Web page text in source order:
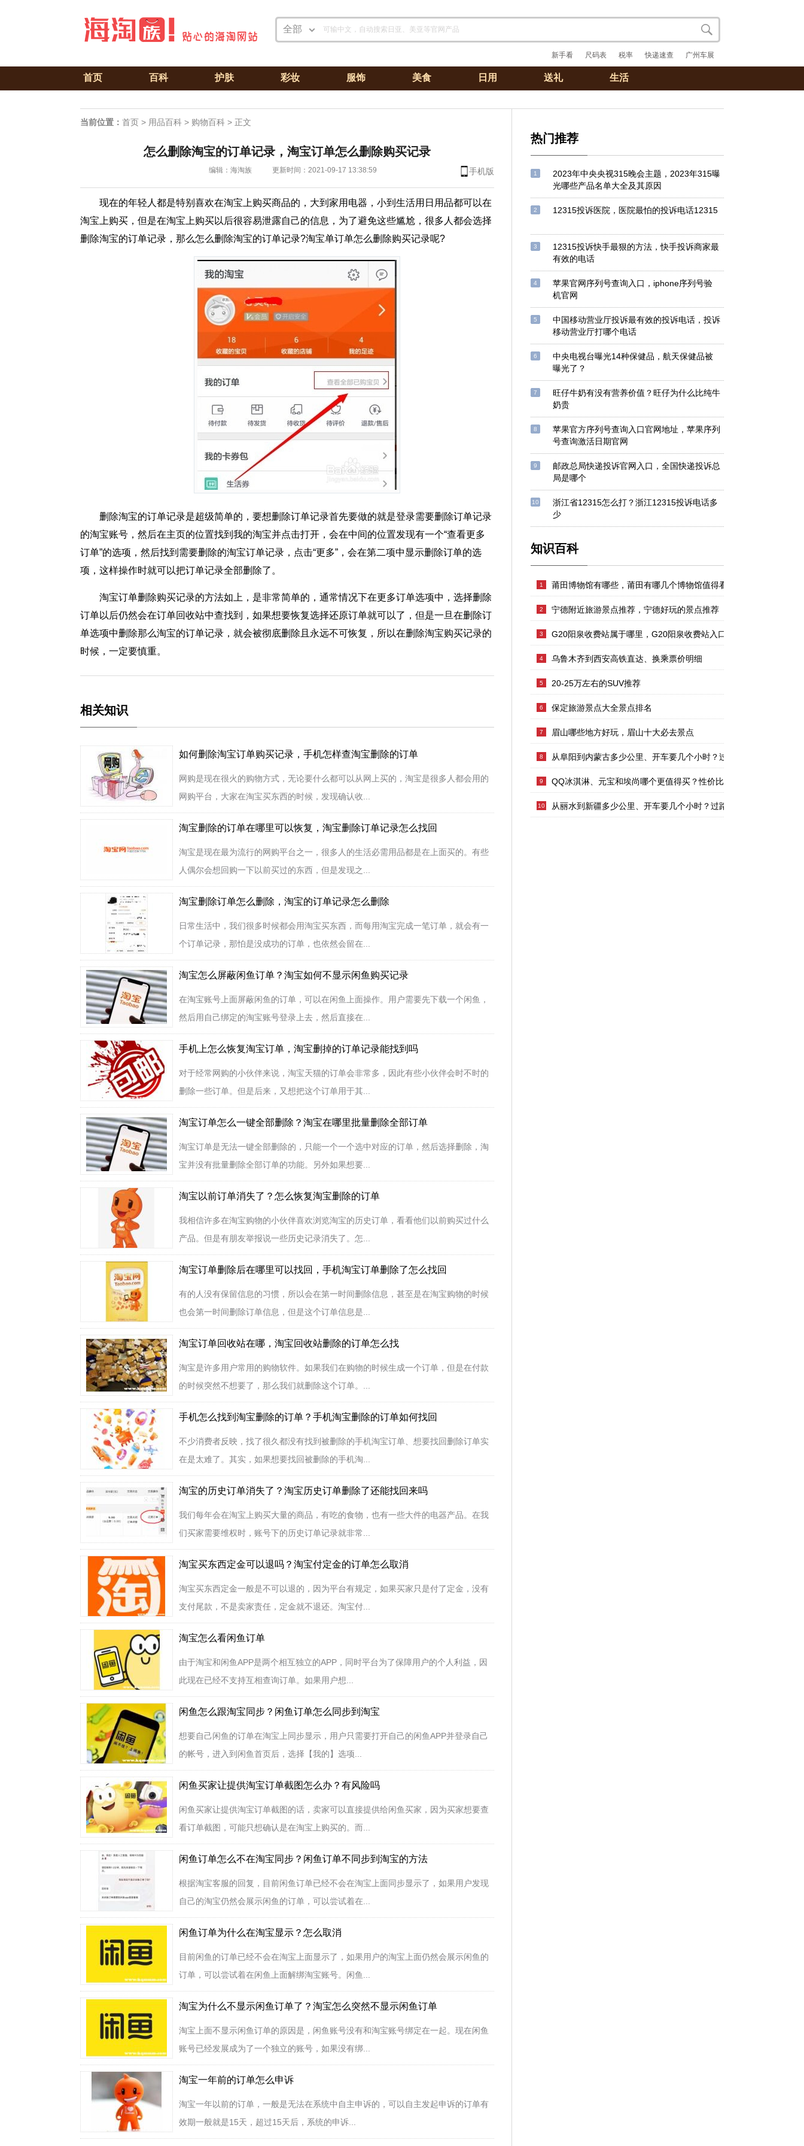
全部
专题
全部
可输中文，自动搜索日亚、美亚等官网产品
新手看 尺码表 税率 快递速查 广州车展
首页 百科 护肤 彩妆 服饰 美食 日用 送礼 生活
当前位置：首页 > 用品百科 > 购物百科 > 正文
怎么删除淘宝的订单记录，淘宝订单怎么删除购买记录
手机版
编辑：海淘族 更新时间：2021-09-17 13:38:59
现在的年轻人都是特别喜欢在淘宝上购买商品的，大到家用电器，小到生活用日用品都可以在
淘宝上购买，但是在淘宝上购买以后很容易泄露自己的信息，为了避免这些尴尬，很多人都会选择
删除淘宝的订单记录，那么怎么删除淘宝的订单记录?淘宝单订单怎么删除购买记录呢?
删除淘宝的订单记录是超级简单的，要想删除订单记录首先要做的就是登录需要删除订单记录
的淘宝账号，然后在主页的位置找到我的淘宝并点击打开，会在中间的位置发现有一个“查看更多
订单”的选项，然后找到需要删除的淘宝订单记录，点击“更多”，会在第二项中显示删除订单的选
项，这样操作时就可以把订单记录全部删除了。
淘宝订单删除购买记录的方法如上，是非常简单的，通常情况下在更多订单选项中，选择删除
订单以后仍然会在订单回收站中查找到，如果想要恢复选择还原订单就可以了，但是一旦在删除订
单选项中删除那么淘宝的订单记录，就会被彻底删除且永远不可恢复，所以在删除淘宝购买记录的
时候，一定要慎重。
相关知识
如何删除淘宝订单购买记录，手机怎样查淘宝删除的订单
网购是现在很火的购物方式，无论要什么都可以从网上买的，淘宝是很多人都会用的
网购平台，大家在淘宝买东西的时候，发现确认收...
淘宝删除的订单在哪里可以恢复，淘宝删除订单记录怎么找回
淘宝是现在最为流行的网购平台之一，很多人的生活必需用品都是在上面买的。有些
人偶尔会想回购一下以前买过的东西，但是发现之...
淘宝删除订单怎么删除，淘宝的订单记录怎么删除
日常生活中，我们很多时候都会用淘宝买东西，而每用淘宝完成一笔订单，就会有一
个订单记录，那怕是没成功的订单，也依然会留在...
淘宝怎么屏蔽闲鱼订单？淘宝如何不显示闲鱼购买记录
在淘宝账号上面屏蔽闲鱼的订单，可以在闲鱼上面操作。用户需要先下载一个闲鱼，
然后用自己绑定的淘宝账号登录上去，然后直接在...
手机上怎么恢复淘宝订单，淘宝删掉的订单记录能找到吗
对于经常网购的小伙伴来说，淘宝天猫的订单会非常多，因此有些小伙伴会时不时的
删除一些订单。但是后来，又想把这个订单用于其...
淘宝订单怎么一键全部删除？淘宝在哪里批量删除全部订单
淘宝订单是无法一键全部删除的，只能一个一个选中对应的订单，然后选择删除，淘
宝并没有批量删除全部订单的功能。另外如果想要...
淘宝以前订单消失了？怎么恢复淘宝删除的订单
我相信许多在淘宝购物的小伙伴喜欢浏览淘宝的历史订单，看看他们以前购买过什么
产品。但是有朋友举报说一些历史记录消失了。怎...
淘宝订单删除后在哪里可以找回，手机淘宝订单删除了怎么找回
有的人没有保留信息的习惯，所以会在第一时间删除信息，甚至是在淘宝购物的时候
也会第一时间删除订单信息，但是这个订单信息是...
淘宝订单回收站在哪，淘宝回收站删除的订单怎么找
淘宝是许多用户常用的购物软件。如果我们在购物的时候生成一个订单，但是在付款
的时候突然不想要了，那么我们就删除这个订单。...
手机怎么找到淘宝删除的订单？手机淘宝删除的订单如何找回
不少消费者反映，找了很久都没有找到被删除的手机淘宝订单、想要找回删除订单实
在是太难了。其实，如果想要找回被删除的手机淘...
淘宝的历史订单消失了？淘宝历史订单删除了还能找回来吗
我们每年会在淘宝上购买大量的商品，有吃的食物，也有一些大件的电器产品。在我
们买家需要维权时，账号下的历史订单记录就非常...
淘宝买东西定金可以退吗？淘宝付定金的订单怎么取消
淘宝买东西定金一般是不可以退的，因为平台有规定，如果买家只是付了定金，没有
支付尾款，不是卖家责任，定金就不退还。淘宝付...
淘宝怎么看闲鱼订单
由于淘宝和闲鱼APP是两个相互独立的APP，同时平台为了保障用户的个人利益，因
此现在已经不支持互相查询订单。如果用户想...
闲鱼怎么跟淘宝同步？闲鱼订单怎么同步到淘宝
想要自己闲鱼的订单在淘宝上同步显示，用户只需要打开自己的闲鱼APP并登录自己
的帐号，进入到闲鱼首页后，选择【我的】选项...
闲鱼买家让提供淘宝订单截图怎么办？有风险吗
闲鱼买家让提供淘宝订单截图的话，卖家可以直接提供给闲鱼买家，因为买家想要查
看订单截图，可能只想确认是在淘宝上购买的。而...
闲鱼订单怎么不在淘宝同步？闲鱼订单不同步到淘宝的方法
根据淘宝客服的回复，目前闲鱼订单已经不会在淘宝上面同步显示了，如果用户发现
自己的淘宝仍然会展示闲鱼的订单，可以尝试着在...
闲鱼订单为什么在淘宝显示？怎么取消
目前闲鱼的订单已经不会在淘宝上面显示了，如果用户的淘宝上面仍然会展示闲鱼的
订单，可以尝试着在闲鱼上面解绑淘宝账号。闲鱼...
淘宝为什么不显示闲鱼订单了？淘宝怎么突然不显示闲鱼订单
淘宝上面不显示闲鱼订单的原因是，闲鱼账号没有和淘宝账号绑定在一起。现在闲鱼
账号已经发展成为了一个独立的账号，如果没有绑...
淘宝一年前的订单怎么申诉
淘宝一年以前的订单，一般是无法在系统中自主申诉的，可以自主发起申诉的订单有
效期一般就是15天，超过15天后，系统的申诉...
热门推荐
1
2023年中央央视315晚会主题，2023年315曝
光哪些产品名单大全及其原因
2 12315投诉医院，医院最怕的投诉电话12315
3
12315投诉快手最狠的方法，快手投诉商家最
有效的电话
4
苹果官网序列号查询入口，iphone序列号验
机官网
5
中国移动营业厅投诉最有效的投诉电话，投诉
移动营业厅打哪个电话
6
中央电视台曝光14种保健品，航天保健品被
曝光了？
7
旺仔牛奶有没有营养价值？旺仔为什么比纯牛
奶贵
8
苹果官方序列号查询入口官网地址，苹果序列
号查询激活日期官网
9
邮政总局快递投诉官网入口，全国快递投诉总
局是哪个
10
浙江省12315怎么打？浙江12315投诉电话多
少
知识百科
1 莆田博物馆有哪些，莆田有哪几个博物馆值得看看
2 宁德附近旅游景点推荐，宁德好玩的景点推荐
3 G20阳泉收费站属于哪里，G20阳泉收费站入口的详细地址
4 乌鲁木齐到西安高铁直达、换乘票价明细
5 20-25万左右的SUV推荐
6 保定旅游景点大全景点排名
7 眉山哪些地方好玩，眉山十大必去景点
8 从阜阳到内蒙古多少公里、开车要几个小时？过路费、油费等
9 QQ冰淇淋、元宝和埃尚哪个更值得买？性价比、配置对比
10 从丽水到新疆多少公里、开车要几个小时？过路费、油费等